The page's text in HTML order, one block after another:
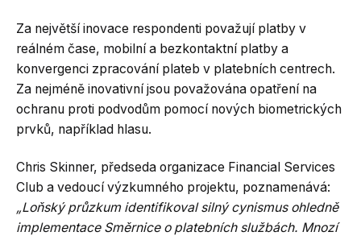
Za největší inovace respondenti považují platby v
reálném čase, mobilní a bezkontaktní platby a
konvergenci zpracování plateb v platebních centrech.
Za nejméně inovativní jsou považována opatření na
ochranu proti podvodům pomocí nových biometrických
prvků, například hlasu.
Chris Skinner, předseda organizace Financial Services
Club a vedoucí výzkumného projektu, poznamenává:
„Loňský průzkum identifikoval silný cynismus ohledně
implementace Směrnice o platebních službách. Mnozí